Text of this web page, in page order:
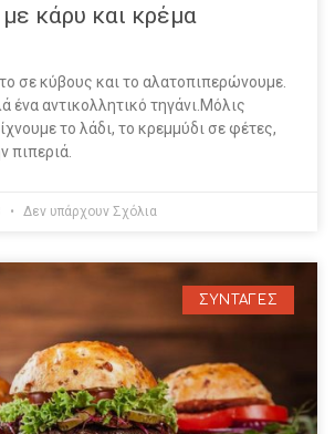
κάρυ και κρέμα
σε κύβους και το αλατοπιπερώνουμε.
ένα αντικολλητικό τηγάνι.Μόλις
το λάδι, το κρεμμύδι σε φέτες,
πιπεριά.
Δεν υπάρχουν Σχόλια
ΣΥΝΤΑΓΕΣ